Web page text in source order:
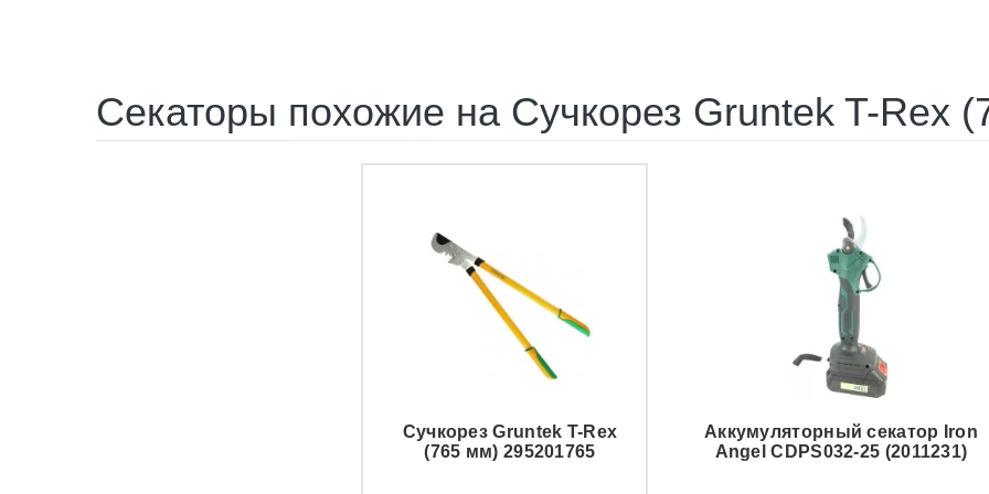
Секаторы похожие на Сучкорез Gruntek T-Rex
Сучкорез Gruntek T-Rex
(765 мм) 295201765
Аккумуляторный секатор Iron
Angel CDPS032-25 (2011231)